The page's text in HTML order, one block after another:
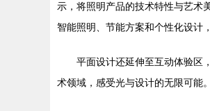
示，将照明产品的技术特性与艺术
智能照明、节能方案和个性化设计
平面设计还延伸至互动体验区
术领域，感受光与设计的无限可能。